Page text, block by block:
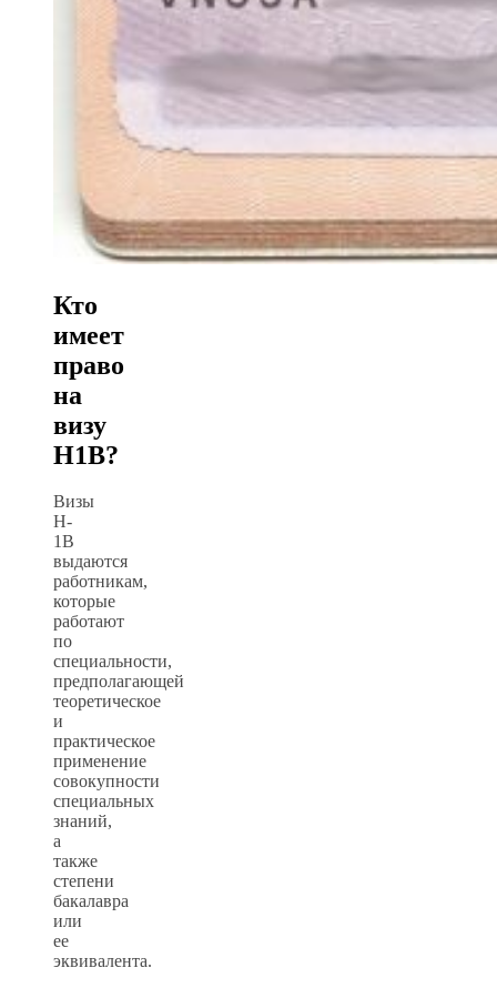
Кто
имеет
право
на
визу
H1B?
Визы
H-
1B
выдаются
работникам,
которые
работают
по
специальности,
предполагающей
теоретическое
и
практическое
применение
совокупности
специальных
знаний,
а
также
степени
бакалавра
или
ее
эквивалента.